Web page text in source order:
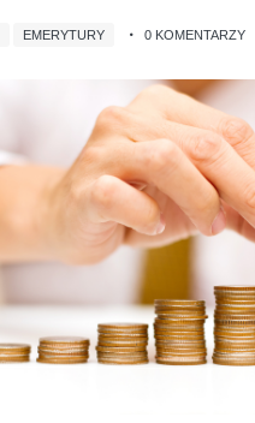
EMERYTURY 0 KOMENTARZY